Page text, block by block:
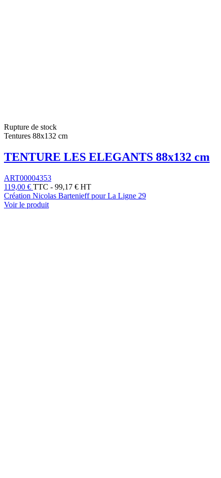
Rupture de stock
Tentures 88x132 cm
TENTURE LES ELEGANTS 88x132 cm
ART00004353
119,00 € TTC - 99,17 € HT
Création Nicolas Bartenieff pour La Ligne 29
Voir le produit